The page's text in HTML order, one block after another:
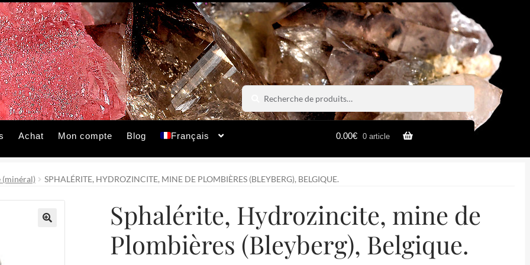
Recherche
pour :
Recherche
Achat Mon compte Blog Français 0.00€ 0 article
(minéral) SPHALÉRITE, HYDROZINCITE, MINE DE PLOMBIÈRES (BLEYBERG), BELGIQUE.
Sphalérite, Hydrozincite, mine de
Plombières (Bleyberg), Belgique.